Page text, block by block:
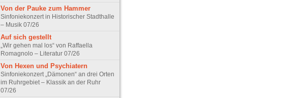
Von der Pauke zum Hammer
Sinfoniekonzert in Historischer Stadthalle
– Musik 07/26
Auf sich gestellt
„Wir gehen mal los“ von Raffaella
Romagnolo – Literatur 07/26
Von Hexen und Psychiatern
Sinfoniekonzert „Dämonen“ an drei Orten
im Ruhrgebiet – Klassik an der Ruhr
07/26